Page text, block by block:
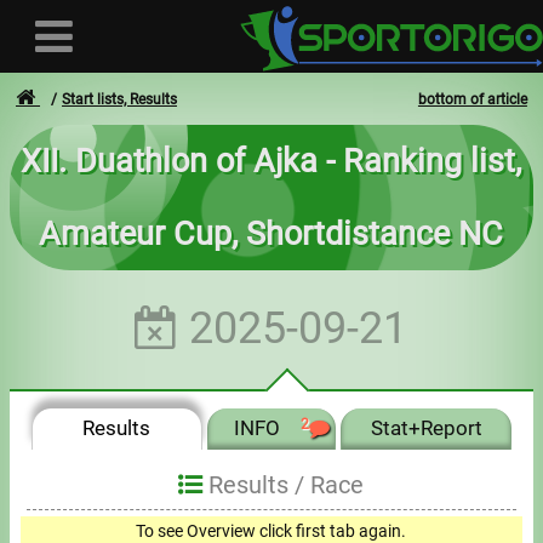
User
Login
- - -
Invoices
bottom of article
Start lists, Results
XII. Duathlon of Ajka - Ranking list,
Amateur Cup, Shortdistance NC
2025-09-21
Results INFO 2 Stat+Report
Results / Race
To see Overview click first tab again.